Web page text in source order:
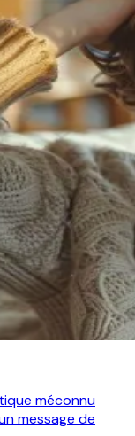
méconnu
message de